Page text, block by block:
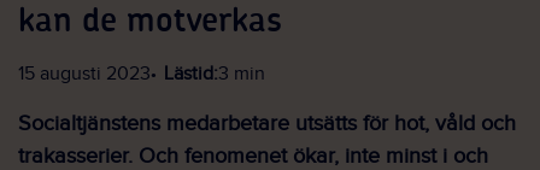
kan de motverkas
15 augusti 2023 Lästid:3 min
Socialtjänstens medarbetare utsätts för hot, våld och
trakasserier. Och fenomenet ökar, inte minst i och